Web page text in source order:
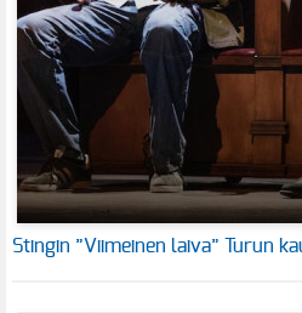
Stingin ”Viimeinen laiva” Turun